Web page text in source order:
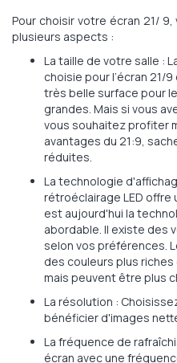
Pour choisir votre écran 21/
plusieurs aspects :
La taille de votre salle :
choisie pour l’écran 21/
très belle surface pour
grandes. Mais si vous
vous souhaitez profiter
avantages du 21:9,
réduites.
La technologie
rétroéclairage LED offre
est aujourd'hui la
abordable. Il existe des
selon vos préférences.
des couleurs plus
mais peuvent être plus
La résolution :
bénéficier d'images
La fréquence de
écran avec une